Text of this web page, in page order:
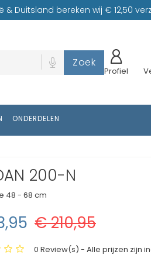
Duitsland bereken wij € 12,50
Zoek
Profiel
ONDERDELEN
200-N
48 - 68 cm
€ 210,95
0 Review(s) - Alle prijzen zijn